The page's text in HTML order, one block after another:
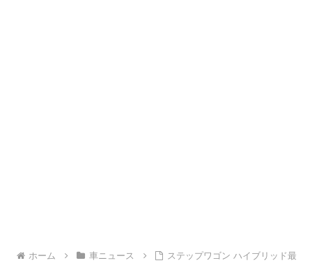
ホーム 車ニュース ステップワゴン ハイブリッド最